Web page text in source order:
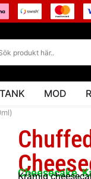
TANK MOD
Cheesecake,
Krämig